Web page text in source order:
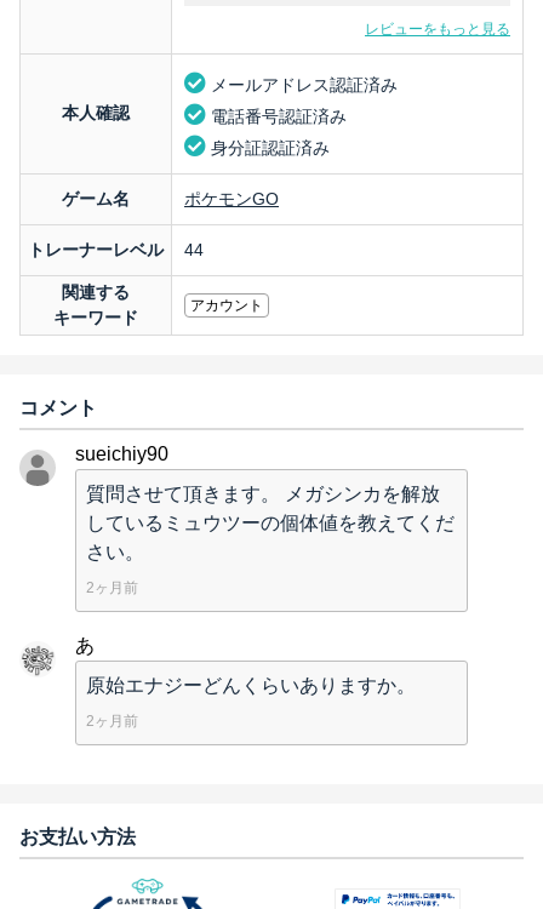
レビューをもっと見る
本人確認
メールアドレス認証済み
電話番号認証済み
身分証認証済み
ゲーム名 ポケモンGO
トレーナーレベル 44
関連する
キーワード
アカウント
コメント
sueichiy90
質問させて頂きます。 メガシンカを解放
しているミュウツーの個体値を教えてくだ
さい。
2ヶ月前
あ
原始エナジーどんくらいありますか。
2ヶ月前
お支払い方法